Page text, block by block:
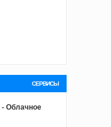
СЕРВИСЫ
- Облачное